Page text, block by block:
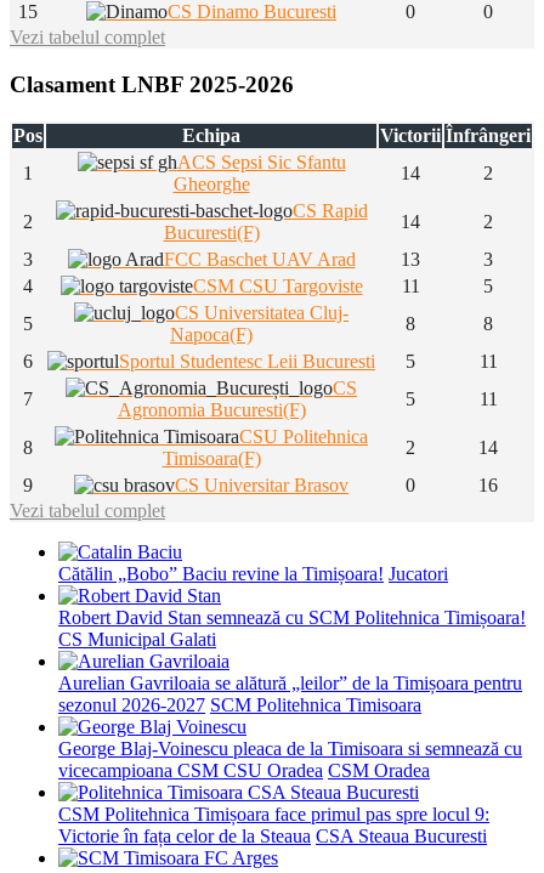
15
CS Dinamo Bucuresti 0
0
Vezi tabelul complet
Clasament LNBF 2025-2026
Pos Echipa Victorii Înfrângeri
1
ACS Sepsi Sic Sfantu
Gheorghe
14 2
2
CS Rapid
Bucuresti(F)
14
2
3
FCC Baschet UAV Arad 13
3
4
CSM CSU Targoviste 11
5
5
CS Universitatea Cluj-
Napoca(F)
8
8
6
Sportul Studentesc Leii Bucuresti 5
11
7
CS
Agronomia Bucuresti(F)
5 11
8
CSU Politehnica
Timisoara(F)
2
14
9
CS Universitar Brasov 0
16
Vezi tabelul complet
Cătălin „Bobo” Baciu revine la Timișoara! Jucatori
Robert David Stan semnează cu SCM Politehnica Timișoara!
CS Municipal Galati
Aurelian Gavriloaia se alătură „leilor” de la Timișoara pentru
sezonul 2026-2027 SCM Politehnica Timisoara
George Blaj-Voinescu pleaca de la Timisoara si semnează cu
vicecampioana CSM CSU Oradea CSM Oradea
CSM Politehnica Timișoara face primul pas spre locul 9:
Victorie în fața celor de la Steaua CSA Steaua Bucuresti